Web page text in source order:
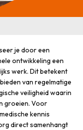
je door een
ontwikkeling een
werk. Dit betekent
van regelmatige
veiligheid waarin
groeien. Voor
kennis
direct samenhangt